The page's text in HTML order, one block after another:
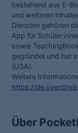
bestehend aus E-
und weiteren
Diensten gehören
App für
sowie
gegründet und hat
(USA).
Weitere
https://
Über